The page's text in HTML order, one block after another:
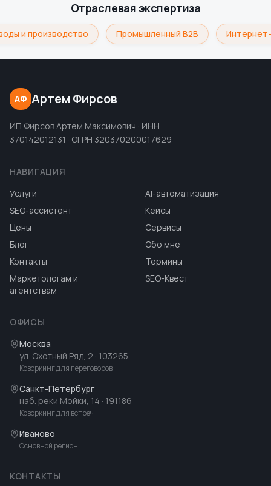
Отраслевая экспертиза
и производство Промышленный B2B
АФ Артем Фирсов
ИП Фирсов Артем Максимович · ИНН
370142012131 · ОГРН 320370200017629
НАВИГАЦИЯ
Услуги
AI-автоматизация
SEO-ассистент
Кейсы
Цены
Сервисы
Блог
Обо мне
Контакты
Термины
Маркетологам и
агентствам
SEO-Квест
ОФИСЫ
Москва
ул. Охотный Ряд, 2 · 103265
Коворкинг для переговоров
Санкт-Петербург
наб. реки Мойки, 14 · 191186
Коворкинг для встреч
Иваново
Основной регион
КОНТАКТЫ